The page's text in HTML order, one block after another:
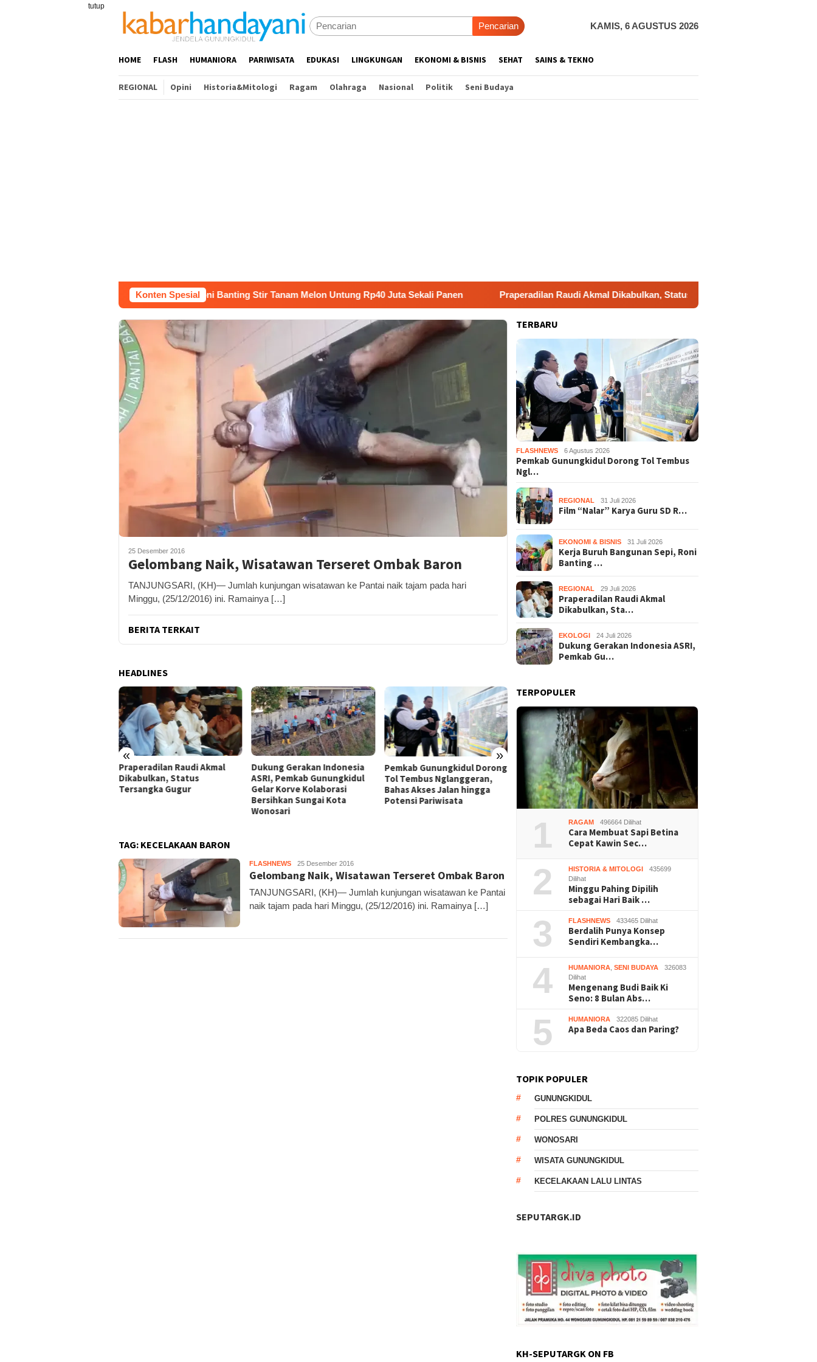
tutup
Pencarian KAMIS, 6 AGUSTUS 2026
HOME FLASH HUMANIORA PARIWISATA EDUKASI LINGKUNGAN EKONOMI & BISNIS SEHAT SAINS & TEKNO
REGIONAL Opini Historia&Mitologi Ragam Olahraga Nasional Politik Seni Budaya
Konten Spesial
Kerja Buruh Bangunan Sepi, Roni Banting Stir Tanam Melon Untung Rp40 Juta Sekali Panen Praperadilan Raudi Akmal Dikabulkan, Status Tersangka Gugur
25 Desember 2016
Gelombang Naik, Wisatawan Terseret Ombak Baron
TANJUNGSARI, (KH)— Jumlah kunjungan wisatawan ke Pantai naik tajam pada hari
Minggu, (25/12/2016) ini. Ramainya […]
BERITA TERKAIT
HEADLINES
« »
Dukung Gerakan Indonesia
ASRI, Pemkab Gunungkidul
Gelar Korve Kolaborasi
Pemkab Gunungkidul Dorong
Tol Tembus Nglanggeran,
Bahas Akses Jalan hingga
Potensi Pariwisata
Film “Nalar” Karya Guru SD
Raih Juara 1 Lomba Video
Literasi Gunungkidul 2026
Kerja Buruh Bangunan Sepi,
Roni Banting Stir Tanam
Melon Untung Rp40 Juta
Sekali Panen
Praperadilan Raudi Akmal
Dikabulkan, Status
Tersangka Gugur
TAG: KECELAKAAN BARON
FLASHNEWS Kandar
25 Desember 2016
Gelombang Naik, Wisatawan Terseret Ombak Baron
TANJUNGSARI, (KH)— Jumlah kunjungan wisatawan ke Pantai
naik tajam pada hari Minggu, (25/12/2016) ini. Ramainya […]
TERBARU
FLASHNEWS 6 Agustus 2026
Pemkab Gunungkidul Dorong Tol Tembus
Ngl…
REGIONAL 31 Juli 2026
Film “Nalar” Karya Guru SD R…
EKONOMI & BISNIS 31 Juli 2026
Kerja Buruh Bangunan Sepi, Roni
Banting …
REGIONAL 29 Juli 2026
Praperadilan Raudi Akmal
Dikabulkan, Sta…
EKOLOGI 24 Juli 2026
Dukung Gerakan Indonesia ASRI,
Pemkab Gu…
TERPOPULER
1 RAGAM 496664 Dilihat
Cara Membuat Sapi Betina
Cepat Kawin Sec…
2 HISTORIA & MITOLOGI
435699
Dilihat
Minggu Pahing Dipilih
sebagai Hari Baik …
3 FLASHNEWS 433465 Dilihat
Berdalih Punya Konsep
Sendiri Kembangka…
4 HUMANIORA ,SENI BUDAYA
326083
Dilihat
Mengenang Budi Baik Ki
Seno: 8 Bulan Abs…
5 HUMANIORA 322085 Dilihat
Apa Beda Caos dan Paring?
TOPIK POPULER
GUNUNGKIDUL
POLRES GUNUNGKIDUL
WONOSARI
WISATA GUNUNGKIDUL
KECELAKAAN LALU LINTAS
SEPUTARGK.ID
KH-SEPUTARGK ON FB